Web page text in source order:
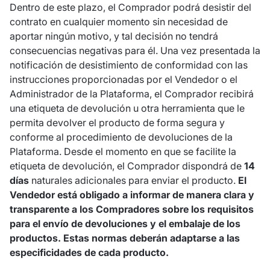
Dentro de este plazo, el Comprador podrá desistir del
contrato en cualquier momento sin necesidad de
aportar ningún motivo, y tal decisión no tendrá
consecuencias negativas para él. Una vez presentada la
notificación de desistimiento de conformidad con las
instrucciones proporcionadas por el Vendedor o el
Administrador de la Plataforma, el Comprador recibirá
una etiqueta de devolución u otra herramienta que le
permita devolver el producto de forma segura y
conforme al procedimiento de devoluciones de la
Plataforma. Desde el momento en que se facilite la
etiqueta de devolución, el Comprador dispondrá de 14
días naturales adicionales para enviar el producto. El
Vendedor está obligado a informar de manera clara y
transparente a los Compradores sobre los requisitos
para el envío de devoluciones y el embalaje de los
productos. Estas normas deberán adaptarse a las
especificidades de cada producto.